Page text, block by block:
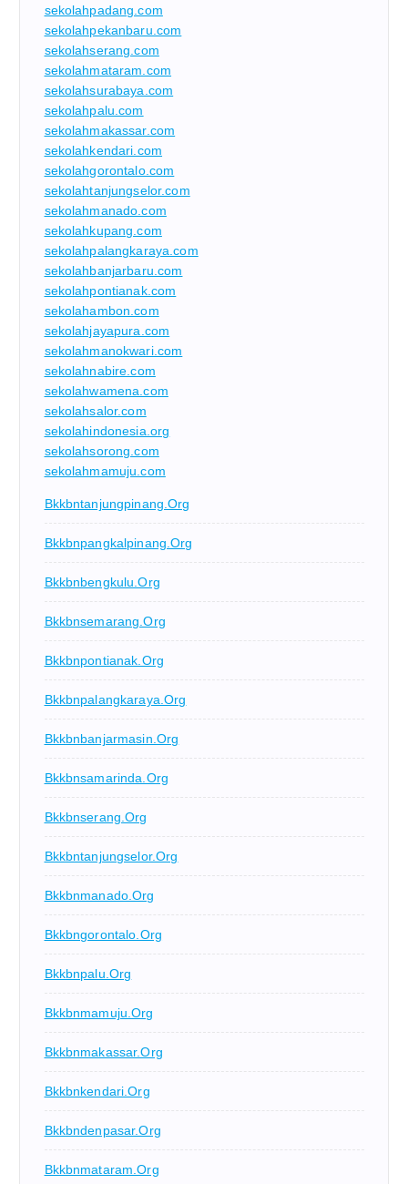
sekolahpadang.com
sekolahpekanbaru.com
sekolahserang.com
sekolahmataram.com
sekolahsurabaya.com
sekolahpalu.com
sekolahmakassar.com
sekolahkendari.com
sekolahgorontalo.com
sekolahtanjungselor.com
sekolahmanado.com
sekolahkupang.com
sekolahpalangkaraya.com
sekolahbanjarbaru.com
sekolahpontianak.com
sekolahambon.com
sekolahjayapura.com
sekolahmanokwari.com
sekolahnabire.com
sekolahwamena.com
sekolahsalor.com
sekolahindonesia.org
sekolahsorong.com
sekolahmamuju.com
Bkkbntanjungpinang.org
Bkkbnpangkalpinang.org
Bkkbnbengkulu.org
Bkkbnsemarang.org
Bkkbnpontianak.org
Bkkbnpalangkaraya.org
Bkkbnbanjarmasin.org
Bkkbnsamarinda.org
Bkkbnserang.org
Bkkbntanjungselor.org
Bkkbnmanado.org
Bkkbngorontalo.org
Bkkbnpalu.org
Bkkbnmamuju.org
Bkkbnmakassar.org
Bkkbnkendari.org
Bkkbndenpasar.org
Bkkbnmataram.org